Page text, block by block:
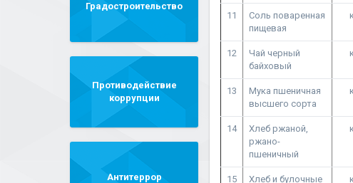
Градостроительство
Противодействие
коррупции
Антитеррор
11
Соль поваренная
пищевая
12
Чай черный
байховый
13
Мука пшеничная
высшего сорта
14
Хлеб ржаной,
ржано-
пшеничный
15
Хлеб и булочные